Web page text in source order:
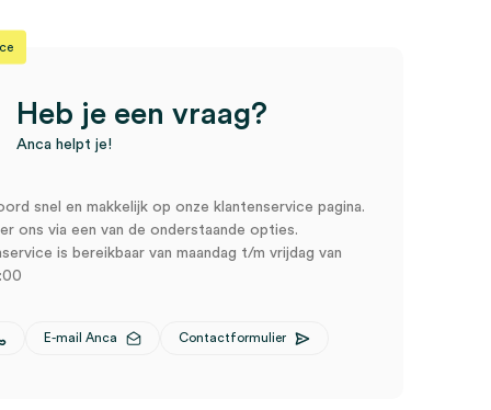
Heb je een vraag?
Anca helpt je!
snel en makkelijk op onze klantenservice pagina.
ons via een van de onderstaande opties.
is bereikbaar van maandag t/m vrijdag van
E-mail Anca Contactformulier